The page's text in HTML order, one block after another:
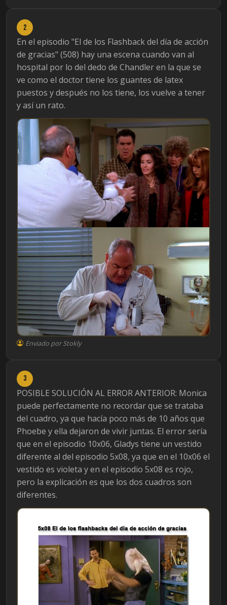
2
En el episodio "El de los Flashback del día de acción
de gracias" (508) hay una escena cuando van al
hospital por lo del dedo de Chandler en la que se
ve como el doctor tiene los guantes de latex
puestos y después no los tiene, los vuelve a tener
y así un rato.
Enviado por Stokly
3
POSIBLE SOLUCIÓN AL ERROR ANTERIOR: Monica
puede perfectamente no recordar que se trataba
del cuadro, ya que hacía poco más de 10 años que
Phoebe y ella dejaron de vivir juntas. El error sería
que en el episodio 10x06, Gladys tiene un vestido
diferente al del episodio 5x08, ya que en el 10x06 el
vestido es violeta y en el episodio 5x08 es rojo,
pero la explicación es que los dos cuadros son
diferentes.